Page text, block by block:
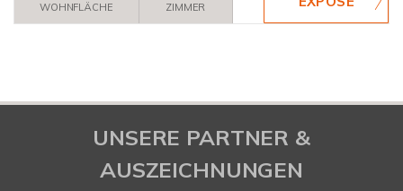
WOHNFLÄCHE
ZIMMER
UNSERE PARTNER &
AUSZEICHNUNGEN